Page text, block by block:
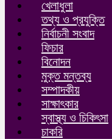
খেলাধুলা
তথ্য ও প্রযুক্তি
নির্বাচনী সংবাদ
ফিচার
বিনোদন
মুক্ত মন্তব্য
সম্পাদকীয়
সাক্ষাৎকার
স্বাস্থ্য ও চিকিৎসা
চাকরি